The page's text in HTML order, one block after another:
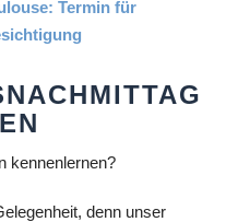
kennenlernen?
denn unser